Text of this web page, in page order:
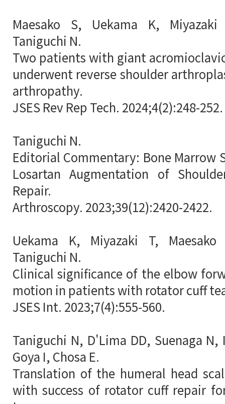
Maesako S, Uekama K,
Taniguchi N.
Two patients with giant
underwent reverse shoulder
arthropathy.
JSES Rev Rep Tech. 2024;4(2):248-252.
Taniguchi N.
Editorial Commentary: Bone Marrow
Losartan Augmentation of
Repair.
Arthroscopy. 2023;39(12):2420-2422.
Uekama K, Miyazaki T,
Taniguchi N.
Clinical significance of the elbow
motion in patients with rotator cuff
JSES Int. 2023;7(4):555-560.
Taniguchi N, D'Lima DD, Suenaga N,
Goya I, Chosa E.
Translation of the humeral head
with success of rotator cuff repair